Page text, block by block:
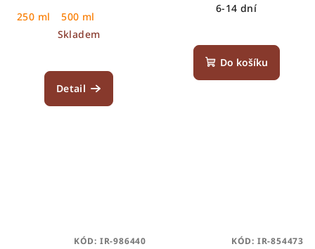
250 ml
500 ml
Skladem
Detail
6-14 dní
Do košíku
KÓD: IR-986440 KÓD: IR-854473